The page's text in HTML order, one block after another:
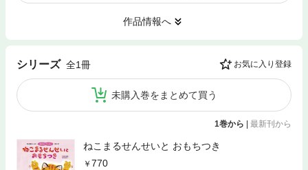
作品情報へ
シリーズ 全1冊 お気に入り登録
未購入巻をまとめて買う
1巻から | 最新刊から
ねこまるせんせいと おもちつき
770